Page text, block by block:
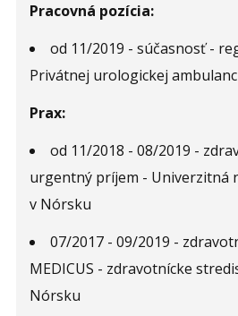
Pracovná pozícia:
od 11/2019 - súčasnosť -
Privátnej urologickej
Prax:
od 11/2018 - 08/2019 -
urgentný príjem - Univerzitná
v Nórsku
07/2017 - 09/2019 -
MEDICUS - zdravotnícke
Nórsku